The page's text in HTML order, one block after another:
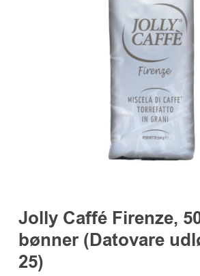
Jolly Caffé Firenze,
bønner (Datovare
25)